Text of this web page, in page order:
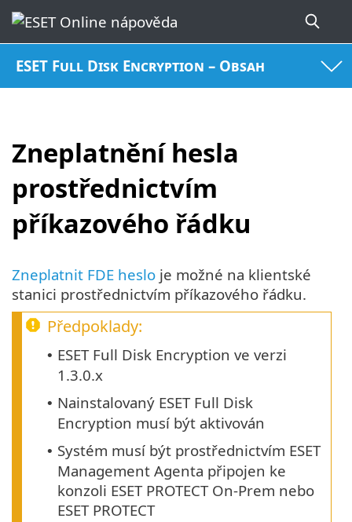
ESET Full Disk Encryption – Obsah
Zneplatnění hesla
prostřednictvím
příkazového řádku
Zneplatnit FDE heslo je možné na klientské
stanici prostřednictvím příkazového řádku.
Předpoklady:
• ESET Full Disk Encryption ve verzi
1.3.0.x
• Nainstalovaný ESET Full Disk
Encryption musí být aktivován
• Systém musí být prostřednictvím ESET
Management Agenta připojen ke
konzoli ESET PROTECT On-Prem nebo
ESET PROTECT